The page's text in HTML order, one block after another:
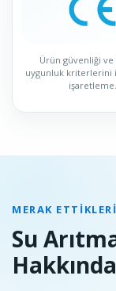
Ürün güvenliği ve
uygunluk kriterlerini
işaretleme.
MERAK
Su